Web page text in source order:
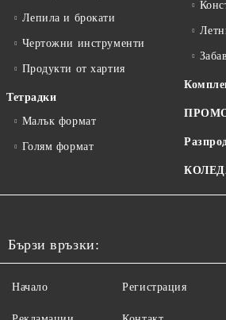
Лепила и брокати
Чертожни инструменти
Продукти от хартия
Тетрадки
Малък формат
Голям формат
Бързи връзки:
Начало Регистрация